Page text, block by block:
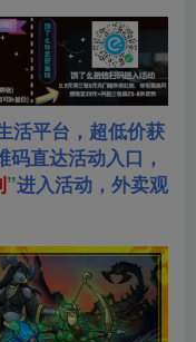
活平台，超低价获
直达活动入口，
”进入活动，外卖观